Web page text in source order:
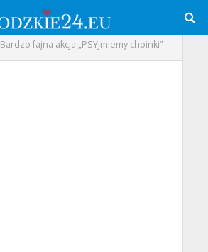
Bardzo fajna akcja „PSYjmiemy choinki”